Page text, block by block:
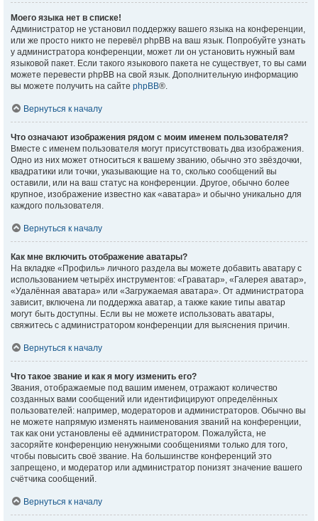
Моего языка нет в списке!
Администратор не установил поддержку вашего языка на конференции,
или же просто никто не перевёл phpBB на ваш язык. Попробуйте узнать
у администратора конференции, может ли он установить нужный вам
языковой пакет. Если такого языкового пакета не существует, то вы сами
можете перевести phpBB на свой язык. Дополнительную информацию
вы можете получить на сайте phpBB®.
Вернуться к началу
Что означают изображения рядом с моим именем пользователя?
Вместе с именем пользователя могут присутствовать два изображения.
Одно из них может относиться к вашему званию, обычно это звёздочки,
квадратики или точки, указывающие на то, сколько сообщений вы
оставили, или на ваш статус на конференции. Другое, обычно более
крупное, изображение известно как «аватара» и обычно уникально для
каждого пользователя.
Вернуться к началу
Как мне включить отображение аватары?
На вкладке «Профиль» личного раздела вы можете добавить аватару с
использованием четырёх инструментов: «Граватар», «Галерея аватар»,
«Удалённая аватара» или «Загружаемая аватара». От администратора
зависит, включена ли поддержка аватар, а также какие типы аватар
могут быть доступны. Если вы не можете использовать аватары,
свяжитесь с администратором конференции для выяснения причин.
Вернуться к началу
Что такое звание и как я могу изменить его?
Звания, отображаемые под вашим именем, отражают количество
созданных вами сообщений или идентифицируют определённых
пользователей: например, модераторов и администраторов. Обычно вы
не можете напрямую изменять наименования званий на конференции,
так как они установлены её администратором. Пожалуйста, не
засоряйте конференцию ненужными сообщениями только для того,
чтобы повысить своё звание. На большинстве конференций это
запрещено, и модератор или администратор понизят значение вашего
счётчика сообщений.
Вернуться к началу